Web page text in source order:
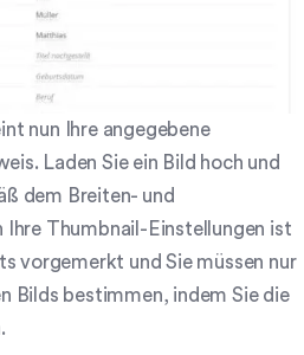
nun Ihre angegebene
Laden Sie ein Bild hoch und
dem Breiten- und
Ihre Thumbnail-Einstellungen ist
vorgemerkt und Sie müssen nur
Bilds bestimmen, indem Sie die